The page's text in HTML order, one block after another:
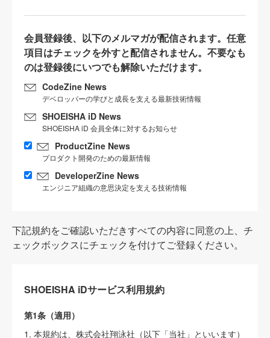
会員登録後、以下のメルマガが配信されます。任意
項目はチェックを外すと配信されません。不要なも
のは登録後にいつでも解除いただけます。
CodeZine News
デベロッパーの学びと成長を支える最新技術情報
SHOEISHA iD News
SHOEISHA iD 会員全体に対するお知らせ
ProductZine News
プロダクト開発のための最新情報
DeveloperZine News
エンジニア組織の意思決定を支える技術情報
下記規約をご確認いただきすべての内容に同意の上、チ
ェックボックスにチェックを付けてご登録ください。
SHOEISHA iDサービス利用規約
第1条（適用）
1. 本規約は、株式会社翔泳社（以下「当社」といいます）